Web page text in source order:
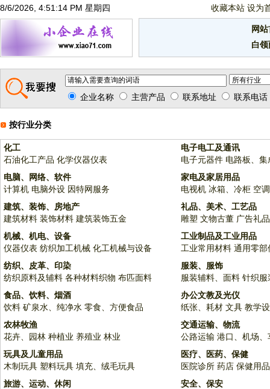
8/6/2026, 4:51:14 PM 星期四 收藏本站 设为
网
白
企业名称 主营产品 联系地址 联系电话
按行业分类
化工
石油化工产品 化学仪器仪表
电子电工及通讯
电子元器件 电路板、集
电脑、网络、软件
计算机 电脑外设 因特网服务
家电及家居用品
电视机 冰箱、冷柜 空调
建筑、装饰、房地产
建筑材料 装饰材料 建筑装饰五金
礼品、美术、工艺品
雕塑 文物古董 广告礼品
机械、机电、设备
仪器仪表 纺织加工机械 化工机械与设备
工业制品及工业用品
工业常用材料 通用零部
纺织、皮革、印染
纺织原料及辅料 各种材料织物 布匹面料
服装、服饰
服装辅料、面料 针织服
食品、饮料、烟酒
饮料 矿泉水、纯净水 零食、方便食品
办公文教及光仪
纸张、耗材 文具 教学
农林牧渔
花卉、园林 种植业 养殖业 林业
交通运输、物流
公路运输 港口、机场、
玩具及儿童用品
木制玩具 塑料玩具 填充、绒毛玩具
医疗、医药、保健
医院诊所 药店 保健用品
旅游、运动、休闲
安全、保安